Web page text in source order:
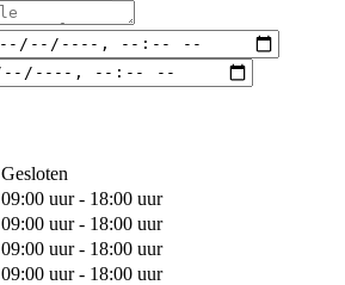
Gesloten
09:00 uur - 18:00 uur
09:00 uur - 18:00 uur
09:00 uur - 18:00 uur
09:00 uur - 18:00 uur